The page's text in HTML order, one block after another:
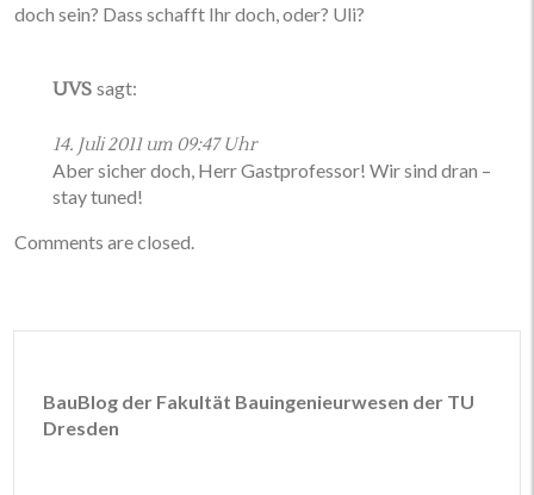
doch sein? Dass schafft Ihr doch, oder? Uli?
UVS sagt:
14. Juli 2011 um 09:47 Uhr
Aber sicher doch, Herr Gastprofessor! Wir sind dran –
stay tuned!
Comments are closed.
BauBlog der Fakultät Bauingenieurwesen der TU
Dresden